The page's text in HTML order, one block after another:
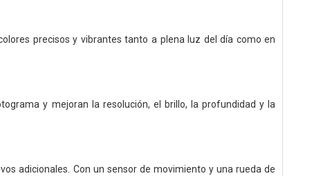
precisos y vibrantes tanto a plena luz del día como en
y mejoran la resolución, el brillo, la profundidad y la
adicionales. Con un sensor de movimiento y una rueda de